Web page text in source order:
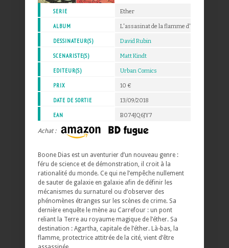
SERIE Ether
ALBUM L'assasinat de la flamme d'or - 1
DESSINATEUR(S) David Rubin
SCENARISTE(S) Matt Kindt
EDITEUR(S) Urban Comics
PRIX 10 €
DATE DE SORTIE 13/09/2018
EAN B074JQ6JY7
Achat :
Boone Dias est un aventurier d’un nouveau genre :
féru de science et de démonstration, il croit à la
rationalité du monde. Ce qui ne l’empêche nullement
de sauter de galaxie en galaxie afin de définir les
mécanismes du surnaturel ou d’observer des
phénomènes étranges sur les scènes de crime. Sa
dernière enquête le mène au Carrefour : un pont
reliant la Terre au royaume magique de l’éther. Sa
destination : Agartha, capitale de l’éther. Là-bas, la
flamme, protectrice attitrée de la cité, vient d’être